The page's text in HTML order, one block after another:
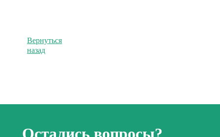
Вернуться
назад
Остались вопросы?